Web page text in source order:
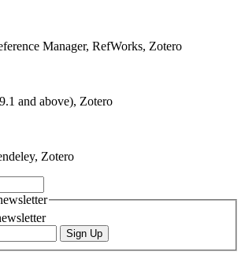
Manager, RefWorks, Zotero
and above), Zotero
Zotero